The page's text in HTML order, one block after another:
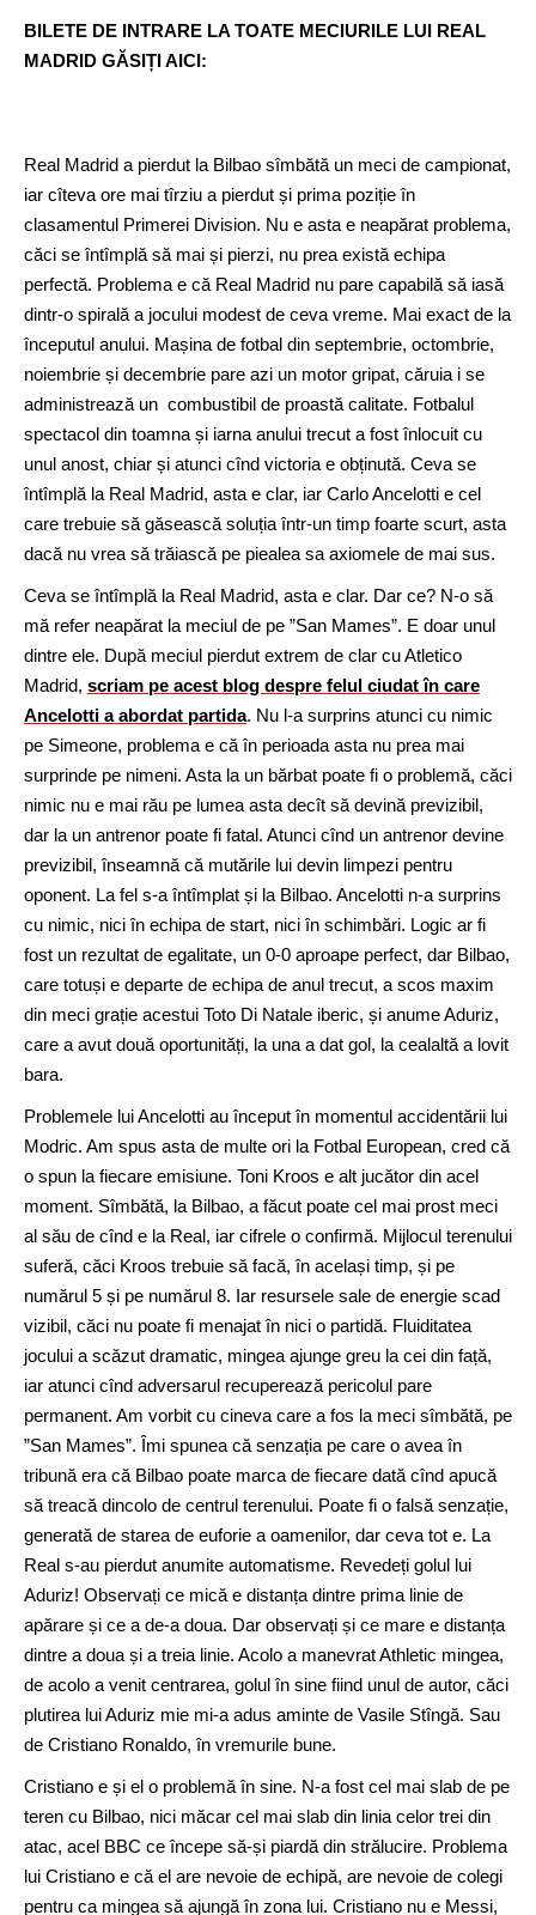
BILETE DE INTRARE LA TOATE MECIURILE LUI REAL
MADRID GĂSIȚI AICI:
Real Madrid a pierdut la Bilbao sîmbătă un meci de campionat,
iar cîteva ore mai tîrziu a pierdut și prima poziție în
clasamentul Primerei Division. Nu e asta e neapărat problema,
căci se întîmplă să mai și pierzi, nu prea există echipa
perfectă. Problema e că Real Madrid nu pare capabilă să iasă
dintr-o spirală a jocului modest de ceva vreme. Mai exact de la
începutul anului. Mașina de fotbal din septembrie, octombrie,
noiembrie și decembrie pare azi un motor gripat, căruia i se
administrează un combustibil de proastă calitate. Fotbalul
spectacol din toamna și iarna anului trecut a fost înlocuit cu
unul anost, chiar și atunci cînd victoria e obținută. Ceva se
întîmplă la Real Madrid, asta e clar, iar Carlo Ancelotti e cel
care trebuie să găsească soluția într-un timp foarte scurt, asta
dacă nu vrea să trăiască pe piealea sa axiomele de mai sus.
Ceva se întîmplă la Real Madrid, asta e clar. Dar ce? N-o să
mă refer neapărat la meciul de pe ”San Mames”. E doar unul
dintre ele. După meciul pierdut extrem de clar cu Atletico
Madrid, scriam pe acest blog despre felul ciudat în care
Ancelotti a abordat partida. Nu l-a surprins atunci cu nimic
pe Simeone, problema e că în perioada asta nu prea mai
surprinde pe nimeni. Asta la un bărbat poate fi o problemă, căci
nimic nu e mai rău pe lumea asta decît să devină previzibil,
dar la un antrenor poate fi fatal. Atunci cînd un antrenor devine
previzibil, înseamnă că mutările lui devin limpezi pentru
oponent. La fel s-a întîmplat și la Bilbao. Ancelotti n-a surprins
cu nimic, nici în echipa de start, nici în schimbări. Logic ar fi
fost un rezultat de egalitate, un 0-0 aproape perfect, dar Bilbao,
care totuși e departe de echipa de anul trecut, a scos maxim
din meci grație acestui Toto Di Natale iberic, și anume Aduriz,
care a avut două oportunități, la una a dat gol, la cealaltă a lovit
bara.
Problemele lui Ancelotti au început în momentul accidentării lui
Modric. Am spus asta de multe ori la Fotbal European, cred că
o spun la fiecare emisiune. Toni Kroos e alt jucător din acel
moment. Sîmbătă, la Bilbao, a făcut poate cel mai prost meci
al său de cînd e la Real, iar cifrele o confirmă. Mijlocul terenului
suferă, căci Kroos trebuie să facă, în același timp, și pe
numărul 5 și pe numărul 8. Iar resursele sale de energie scad
vizibil, căci nu poate fi menajat în nici o partidă. Fluiditatea
jocului a scăzut dramatic, mingea ajunge greu la cei din față,
iar atunci cînd adversarul recuperează pericolul pare
permanent. Am vorbit cu cineva care a fos la meci sîmbătă, pe
”San Mames”. Îmi spunea că senzația pe care o avea în
tribună era că Bilbao poate marca de fiecare dată cînd apucă
să treacă dincolo de centrul terenului. Poate fi o falsă senzație,
generată de starea de euforie a oamenilor, dar ceva tot e. La
Real s-au pierdut anumite automatisme. Revedeți golul lui
Aduriz! Observați ce mică e distanța dintre prima linie de
apărare și ce a de-a doua. Dar observați și ce mare e distanța
dintre a doua și a treia linie. Acolo a manevrat Athletic mingea,
de acolo a venit centrarea, golul în sine fiind unul de autor, căci
plutirea lui Aduriz mie mi-a adus aminte de Vasile Stîngă. Sau
de Cristiano Ronaldo, în vremurile bune.
Cristiano e și el o problemă în sine. N-a fost cel mai slab de pe
teren cu Bilbao, nici măcar cel mai slab din linia celor trei din
atac, acel BBC ce începe să-și piardă din strălucire. Problema
lui Cristiano e că el are nevoie de echipă, are nevoie de colegi
pentru ca mingea să ajungă în zona lui. Cristiano nu e Messi,